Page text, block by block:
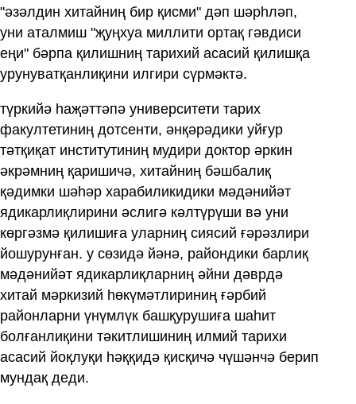
"әзәлдин хитайниң бир қисми" дәп шәрһләп,
уни аталмиш "җуңхуа миллити ортақ гәвдиси
еңи" бәрпа қилишниң тарихий асасий қилишқа
урунуватқанлиқини илгири сүрмәктә.
түркийә һаҗәттәпә университети тарих
факултетиниң дотсенти, әнқәрәдики уйғур
тәтқиқат институтиниң мудири доктор әркин
әкрәмниң қаришичә, хитайниң бәшбалиқ
қәдимки шәһәр харабиликидики мәдәнийәт
ядикарлиқлирини әслигә кәлтүрүши вә уни
көргәзмә қилишиға уларниң сиясий ғәрәзлири
йошурунған. у сөзидә йәнә, райондики барлиқ
мәдәнийәт ядикарлиқларниң әйни дәврдә
хитай мәркизий һөкүмәтлириниң ғәрбий
районларни үнүмлүк башқурушиға шаһит
болғанлиқини тәкитлишиниң илмий тарихи
асасий йоқлуқи һәққидә қисқичә чүшәнчә берип
мундақ деди.